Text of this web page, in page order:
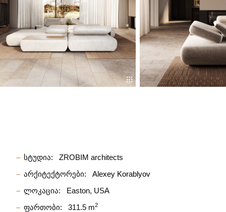
სტუდია:
ZROBIM architects
არქიტექტორები:
Alexey Korablyov
ლოკაცია:
Easton, USA
ფართობი:
311.5 m2